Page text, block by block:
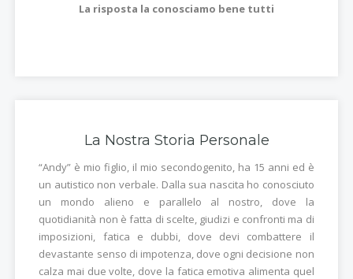
La risposta la conosciamo bene tutti
La Nostra Storia Personale
“Andy” è mio figlio, il mio secondogenito, ha 15 anni ed è
un autistico non verbale. Dalla sua nascita ho conosciuto
un mondo alieno e parallelo al nostro, dove la
quotidianità non è fatta di scelte, giudizi e confronti ma di
imposizioni, fatica e dubbi, dove devi combattere il
devastante senso di impotenza, dove ogni decisione non
calza mai due volte, dove la fatica emotiva alimenta quel